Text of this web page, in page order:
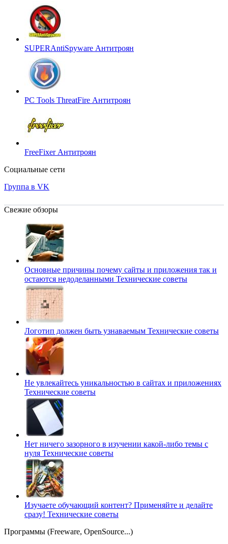
SUPERAntiSpyware Антитроян
PC Tools ThreatFire Антитроян
FreeFixer Антитроян
Социальные сети
Группа в VK
Свежие обзоры
Основные причины почему сайты и приложения так и
остаются недоделанными Технические советы
Логотип должен быть узнаваемым Технические советы
Не увлекайтесь уникальностью в сайтах и приложениях
Технические советы
Нет ничего зазорного в изучении какой-либо темы с
нуля Технические советы
Изучаете обучающий контент? Применяйте и делайте
сразу! Технические советы
Программы (Freeware, OpenSource...)